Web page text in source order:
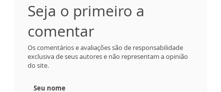
Seja o primeiro a
comentar
Os comentários e avaliações são de responsabilidade
exclusiva de seus autores e não representam a opinião
do site.
Seu nome